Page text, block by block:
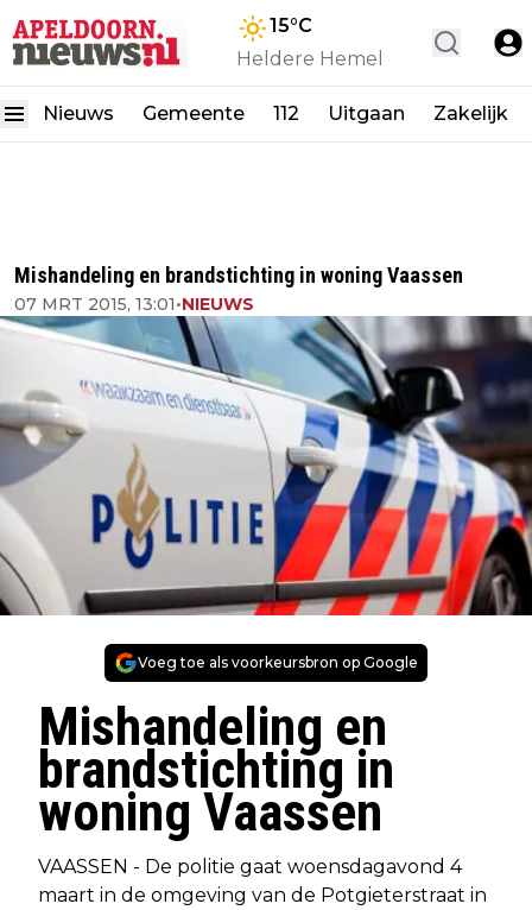
15°C
Heldere Hemel
Nieuws Gemeente 112 Uitgaan Zakelijk
Mishandeling en brandstichting in woning Vaassen
07 MRT 2015, 13:01•NIEUWS
Voeg toe als voorkeursbron op Google
Mishandeling en
brandstichting in
woning Vaassen
VAASSEN - De politie gaat woensdagavond 4
maart in de omgeving van de Potgieterstraat in